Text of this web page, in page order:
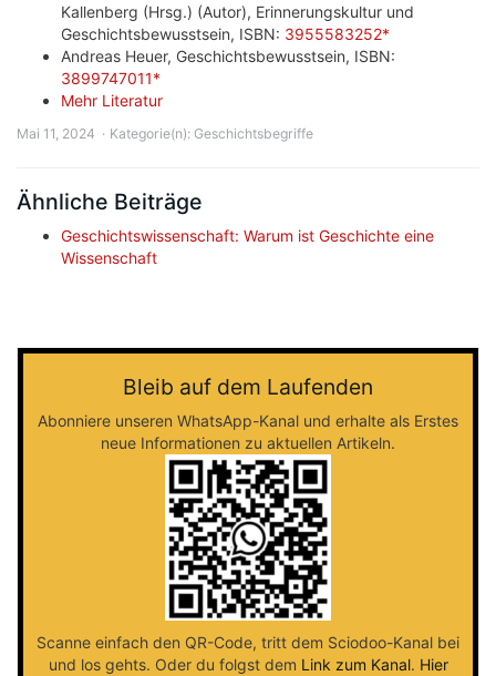
Kallenberg (Hrsg.) (Autor), Erinnerungskultur und
Geschichtsbewusstsein, ISBN: 3955583252*
Andreas Heuer, Geschichtsbewusstsein, ISBN:
3899747011*
Mehr Literatur
Mai 11, 2024 Kategorie(n): Geschichtsbegriffe
Ähnliche Beiträge
Geschichtswissenschaft: Warum ist Geschichte eine
Wissenschaft
Bleib auf dem Laufenden
Abonniere unseren WhatsApp-Kanal und erhalte als Erstes
neue Informationen zu aktuellen Artikeln.
Scanne einfach den QR-Code, tritt dem Sciodoo-Kanal bei
und los gehts. Oder du folgst dem Link zum Kanal. Hier